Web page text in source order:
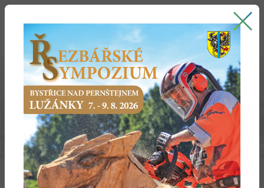
PROSETÍN
Územni plán Prosetín byl schválen před platností zákona
č. 183/2006 Sb.
Textová část
Koncepce uspořádání území obce - hlavní výkres
Koncepce dopravy